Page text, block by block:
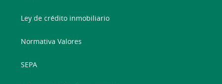
Ley de crédito inmobiliario
Normativa Valores
SEPA